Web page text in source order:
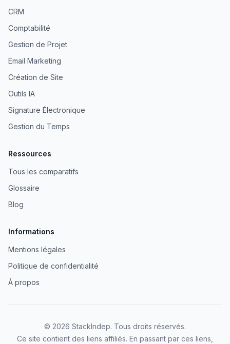
CRM
Comptabilité
Gestion de Projet
Email Marketing
Création de Site
Outils IA
Signature Électronique
Gestion du Temps
Ressources
Tous les comparatifs
Glossaire
Blog
Informations
Mentions légales
Politique de confidentialité
À propos
© 2026 StackIndep. Tous droits réservés.
Ce site contient des liens affiliés. En passant par ces liens,